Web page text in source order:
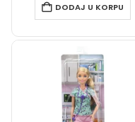
DODAJ U KORPU